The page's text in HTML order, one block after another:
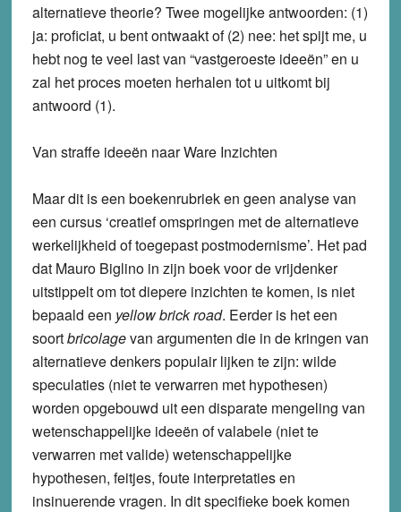
alternatieve theorie? Twee mogelijke antwoorden: (1)
ja: proficiat, u bent ontwaakt of (2) nee: het spijt me, u
hebt nog te veel last van “vastgeroeste ideeën” en u
zal het proces moeten herhalen tot u uitkomt bij
antwoord (1).
Van straffe ideeën naar Ware Inzichten
Maar dit is een boekenrubriek en geen analyse van
een cursus ‘creatief omspringen met de alternatieve
werkelijkheid of toegepast postmodernisme’. Het pad
dat Mauro Biglino in zijn boek voor de vrijdenker
uitstippelt om tot diepere inzichten te komen, is niet
bepaald een yellow brick road. Eerder is het een
soortbricolagevan argumenten die in de kringen van
alternatieve denkers populair lijken te zijn: wilde
speculaties (niet te verwarren met hypothesen)
worden opgebouwd uit een disparate mengeling van
wetenschappelijke ideeën of valabele (niet te
verwarren met valide) wetenschappelijke
hypothesen, feitjes, foute interpretaties en
insinuerende vragen. In dit specifieke boek komen